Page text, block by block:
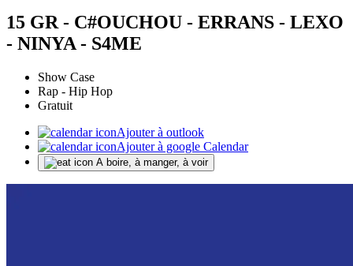
15 GR - C#OUCHOU - ERRANS - LEXO
- NINYA - S4ME
Show Case
Rap - Hip Hop
Gratuit
Ajouter à outlook
Ajouter à google Calendar
A boire, à manger, à voir